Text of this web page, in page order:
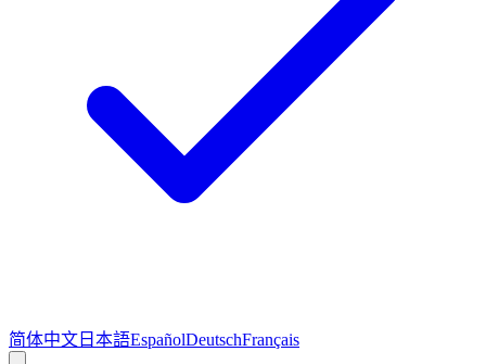
简体中文 日本語EspañolDeutschFrançais